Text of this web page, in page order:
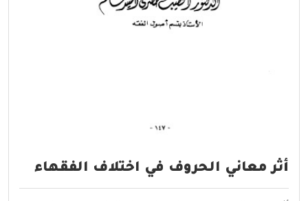
أثر معاني الحروف في اختلاف الفقهاء